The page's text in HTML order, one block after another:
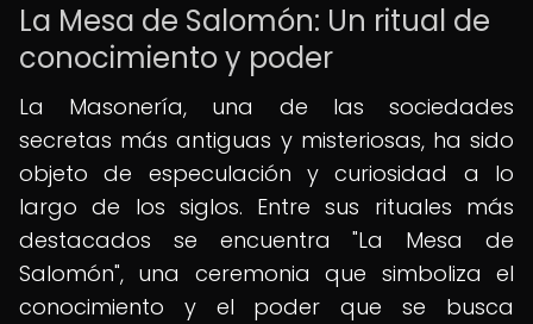
La Mesa de Salomón: Un ritual de
conocimiento y poder
La Masonería, una de las sociedades
secretas más antiguas y misteriosas, ha sido
objeto de especulación y curiosidad a lo
largo de los siglos. Entre sus rituales más
destacados se encuentra "La Mesa de
Salomón", una ceremonia que simboliza el
conocimiento y el poder que se busca